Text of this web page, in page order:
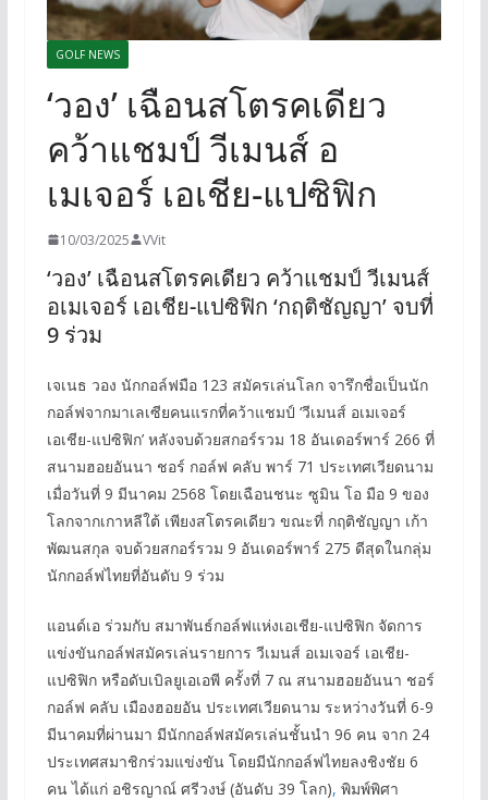
GOLF NEWS
‘วอง’ เฉือนสโตรคเดียว
คว้าแชมป์ วีเมนส์ อ
เมเจอร์ เอเชีย-แปซิฟิก
10/03/2025 VVit
‘วอง’ เฉือนสโตรคเดียว คว้าแชมป์ วีเมนส์
อเมเจอร์ เอเชีย-แปซิฟิก ‘กฤติชัญญา’ จบที่
9 ร่วม
เจเนธ วอง นักกอล์ฟมือ 123 สมัครเล่นโลก จารึกชื่อเป็นนัก
กอล์ฟจากมาเลเซียคนแรกที่คว้าแชมป์ ‘วีเมนส์ อเมเจอร์
เอเชีย-แปซิฟิก’ หลังจบด้วยสกอร์รวม 18 อันเดอร์พาร์ 266 ที่
สนามฮอยอันนา ชอร์ กอล์ฟ คลับ พาร์ 71 ประเทศเวียดนาม
เมื่อวันที่ 9 มีนาคม 2568 โดยเฉือนชนะ ซูมิน โอ มือ 9 ของ
โลกจากเกาหลีใต้ เพียงสโตรคเดียว ขณะที่ กฤติชัญญา เก้า
พัฒนสกุล จบด้วยสกอร์รวม 9 อันเดอร์พาร์ 275 ดีสุดในกลุ่ม
นักกอล์ฟไทยที่อันดับ 9 ร่วม
แอนด์เอ ร่วมกับ สมาพันธ์กอล์ฟแห่งเอเชีย-แปซิฟิก จัดการ
แข่งขันกอล์ฟสมัครเล่นรายการ วีเมนส์ อเมเจอร์ เอเชีย-
แปซิฟิก หรือดับเบิลยูเอเอพี ครั้งที่ 7 ณ สนามฮอยอันนา ชอร์
กอล์ฟ คลับ เมืองฮอยอัน ประเทศเวียดนาม ระหว่างวันที่ 6-9
มีนาคมที่ผ่านมา มีนักกอล์ฟสมัครเล่นชั้นนำ 96 คน จาก 24
ประเทศสมาชิกร่วมแข่งขัน โดยมีนักกอล์ฟไทยลงชิงชัย 6
คน ได้แก่ อชิรญาณ์ ศรีวงษ์ (อันดับ 39 โลก), พิมพ์พิศา